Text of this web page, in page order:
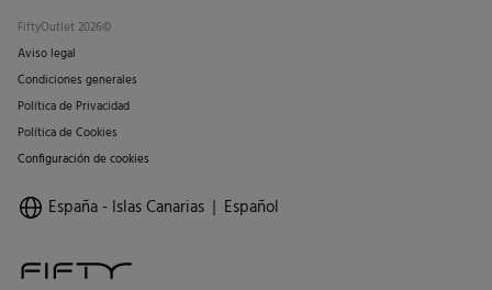
FiftyOutlet 2026©
Aviso legal
Condiciones generales
Política de Privacidad
Política de Cookies
Configuración de cookies
España - Islas Canarias Español